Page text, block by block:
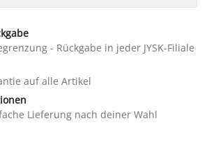
- Rückgabe in jeder JYSK-Filiale
auf alle Artikel
Lieferung nach deiner Wahl